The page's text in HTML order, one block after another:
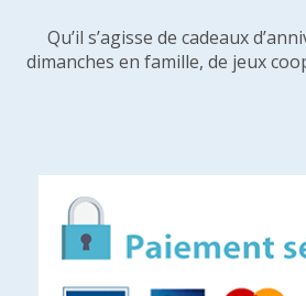
Qu’il s’agisse de cadeaux
dimanches en famille, de jeux